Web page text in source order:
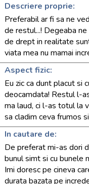
Descriere proprie:
Preferabil ar fi sa ne
de restul...! Degeaba
de drept in realitate
viata mea nu mamai
Aspect fizic:
Eu zic ca dunt placut si
deocamdata! Restul l-
ma laud, ci l-as totul la
sa cladim ceva frumos
In cautare de:
De preferat mi-as dori
bunul simt si cu bunele
Imi doresc pe cineva
durata bazata pe